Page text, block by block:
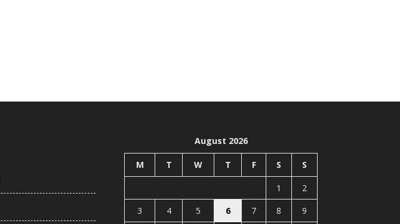
August 2026
M T W T F S S
1
2
3
4 5 6 7 8 9